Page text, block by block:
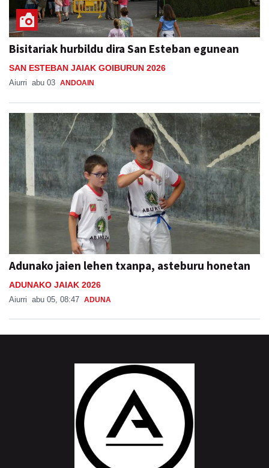
Bisitariak hurbildu dira San Esteban egunean
SAN ESTEBAN JAIAK GOIBURUN 2026
Aiurri abu 03 ANDOAIN
Adunako jaien lehen txanpa, asteburu honetan
ADUNAKO JAIAK 2026
Aiurri abu 05, 08:47 ADUNA